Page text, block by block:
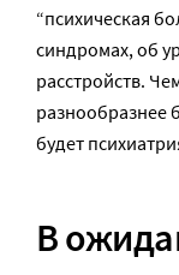
“психическая
синдромах, об
расстройств.
разнообразнее
будет
В